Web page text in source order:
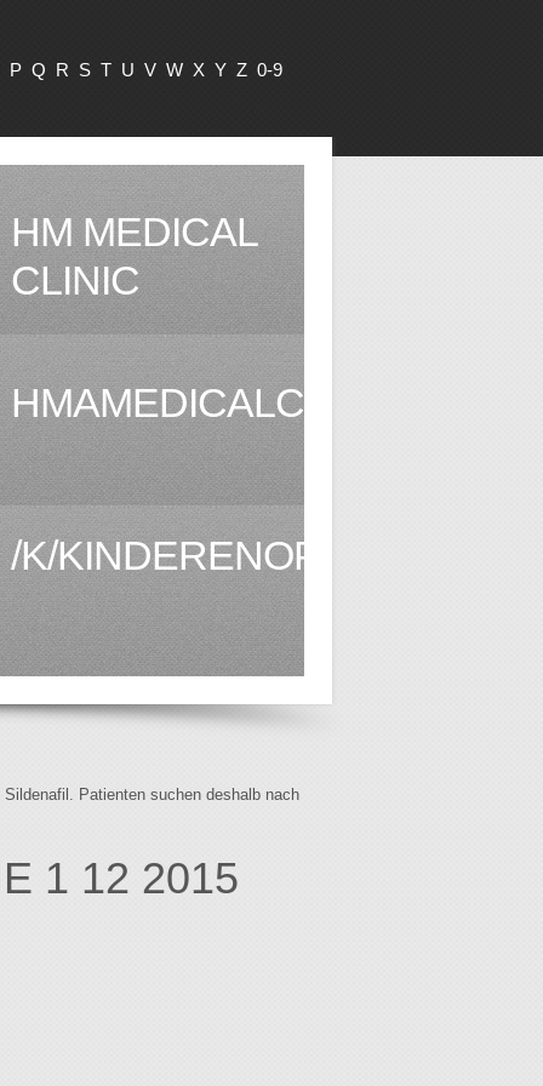
P Q R S T U V W X Y Z 0-9
HM MEDICAL
CLINIC
HMAMEDICALCLINIC.COM
/K/
Patienten suchen deshalb nach
1 12 2015